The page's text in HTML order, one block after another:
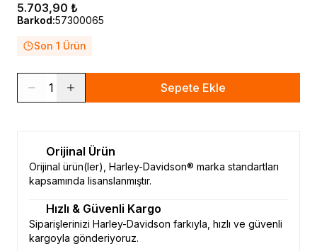
5.703,90 ₺
Barkod:57300065
Son 1 Ürün
1 Sepete Ekle
Orijinal Ürün
Orijinal ürün(ler), Harley-Davidson® marka standartları
kapsamında lisanslanmıştır.
Hızlı & Güvenli Kargo
Siparişlerinizi Harley-Davidson farkıyla, hızlı ve güvenli
kargoyla gönderiyoruz.